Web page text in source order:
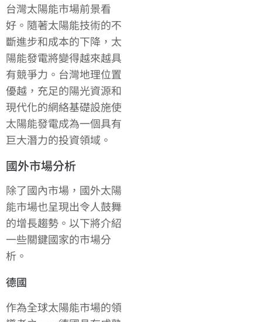
台灣太陽能市場前景看
好。隨著太陽能技術的不
斷進步和成本的下降，太
陽能發電將變得越來越具
有競爭力。台灣地理位置
優越，充足的陽光資源和
現代化的網絡基礎設施使
太陽能發電成為一個具有
巨大潛力的投資領域。
國外市場分析
除了國內市場，國外太陽
能市場也呈現出令人鼓舞
的增長趨勢。以下將介紹
一些關鍵國家的市場分
析。
德國
作為全球太陽能市場的領